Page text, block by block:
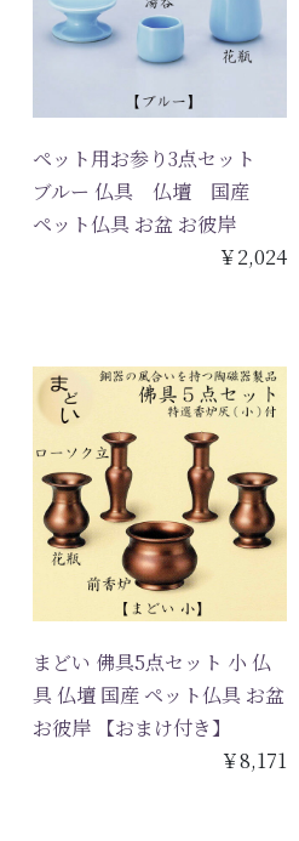
ペット用お参り3点セット
ブルー 仏具 仏壇 国産
ペット仏具 お盆 お彼岸
￥2,024
まどい 佛具5点セット 小 仏
具 仏壇 国産 ペット仏具 お盆
お彼岸 【おまけ付き】
￥8,171